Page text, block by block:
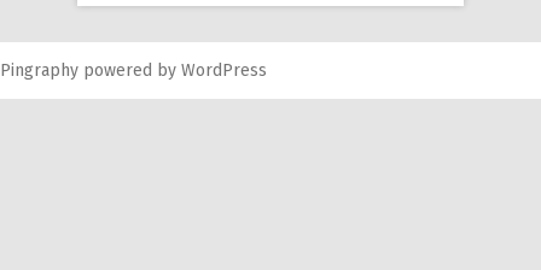
Pingraphy powered by WordPress